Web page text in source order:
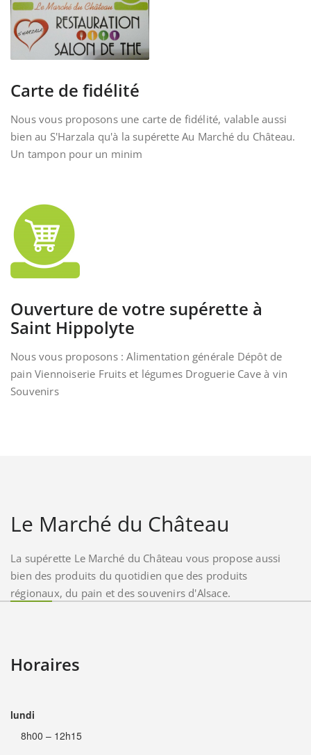
Carte de fidélité
Nous vous proposons une carte de fidélité, valable aussi
bien au S'Harzala qu'à la supérette Au Marché du Château.
Un tampon pour un minim
Ouverture de votre supérette à
Saint Hippolyte
Nous vous proposons : Alimentation générale Dépôt de
pain Viennoiserie Fruits et légumes Droguerie Cave à vin
Souvenirs
Le Marché du Château
La supérette Le Marché du Château vous propose aussi
bien des produits du quotidien que des produits
régionaux, du pain et des souvenirs d'Alsace.
Horaires
lundi
8h00 – 12h15